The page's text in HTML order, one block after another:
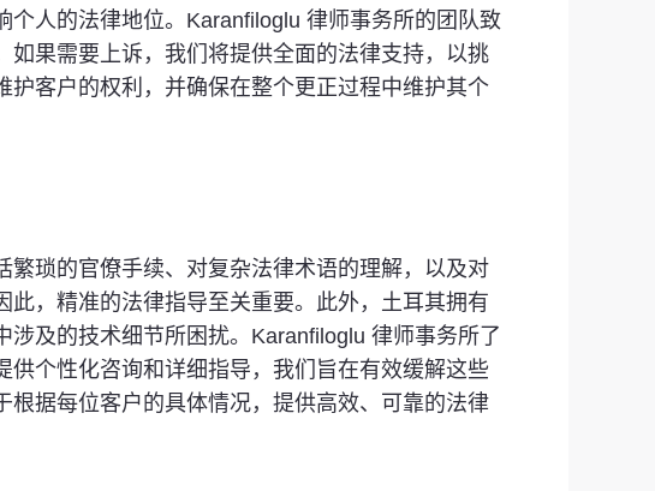
人的法律地位。Karanfiloglu 律师事务所的团队致
果需要上诉，我们将提供全面的法律支持，以挑
客户的权利，并确保在整个更正过程中维护其个
琐的官僚手续、对复杂法律术语的理解，以及对
，精准的法律指导至关重要。此外，土耳其拥有
及的技术细节所困扰。Karanfiloglu 律师事务所了
个性化咨询和详细指导，我们旨在有效缓解这些
据每位客户的具体情况，提供高效、可靠的法律